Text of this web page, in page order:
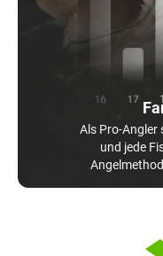
Als Pro-Angler
und jede